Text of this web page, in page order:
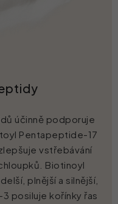
účinně podporuje
Pentapeptide-17
vstřebávání
Biotinoyl
plnější a silnější,
posiluje kořínky řas